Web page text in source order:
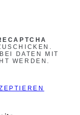
DATEN MIT
WERDEN.